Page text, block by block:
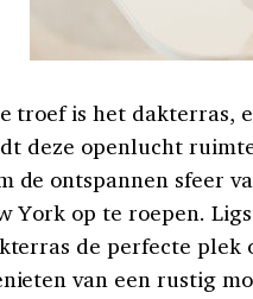
troef is het dakterras,
deze openlucht
de ontspannen sfeer
York op te roepen.
de perfecte plek
van een rustig